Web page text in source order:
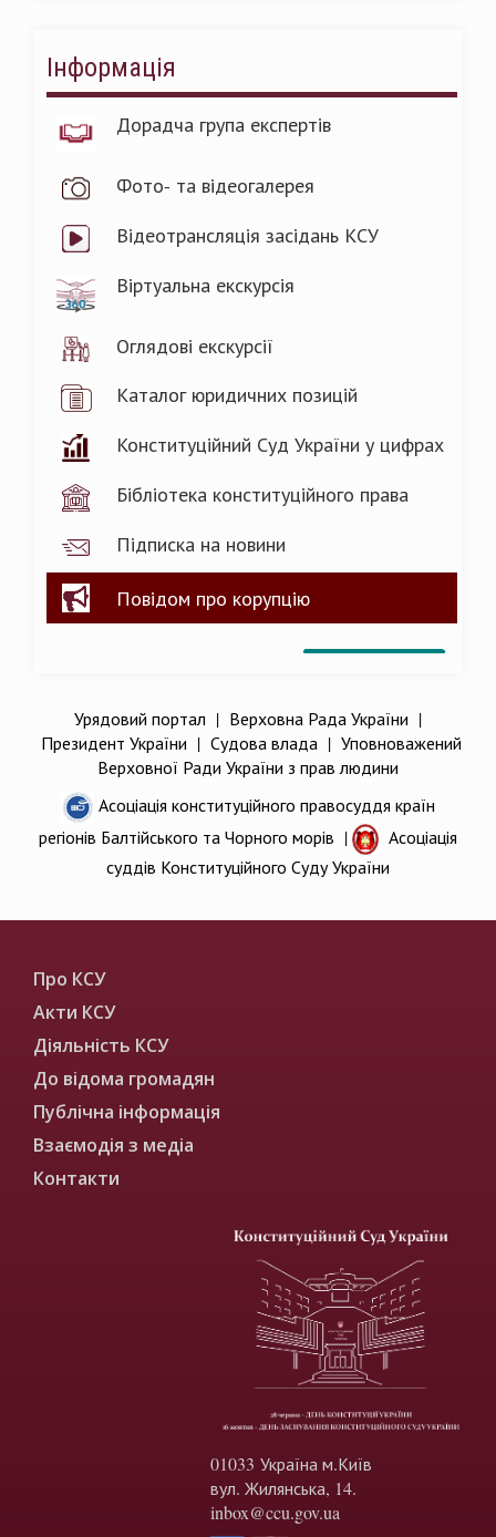
Інформація
Дорадча група експертів
Фото- та відеогалерея
Відеотрансляція засідань КСУ
Віртуальна екскурсія
Оглядові екскурсії
Каталог юридичних позицій
Конституційний Суд України у цифрах
Бібліотека конституційного права
Підписка на новини
Повідом про корупцію
Урядовий портал | Верховна Рада України |
Президент України | Судова влада| Уповноважений
Верховної Ради України з прав людини
Асоціація конституційного правосуддя країн
регіонів Балтійського та Чорного морів |
Асоціація
суддів Конституційного Суду України
Про КСУ
Акти КСУ
Діяльність КСУ
До відома громадян
Публічна інформація
Взаємодія з медіа
Контакти
01033 Україна м.Київ
вул. Жилянська, 14.
inbox@ccu.gov.ua